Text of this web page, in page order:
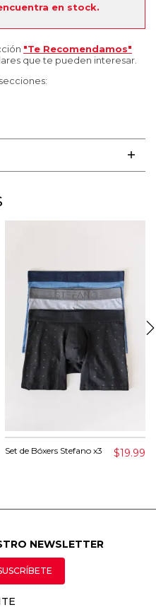
en stock.
"Te Recomendamos"
que te pueden interesar.
Set de Bóxers Stefano x3 $19.99
NEWSLETTER